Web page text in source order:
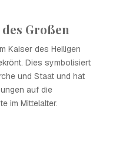
Großen
Kaiser des Heiligen
Dies symbolisiert
und Staat und hat
auf die
im Mittelalter.